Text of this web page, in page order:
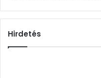
Hirdetés